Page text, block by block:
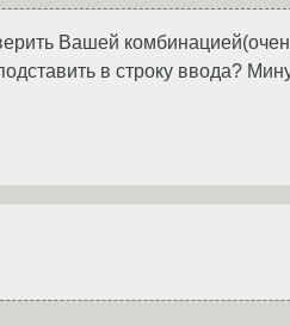
Вашей
в строку ввода?